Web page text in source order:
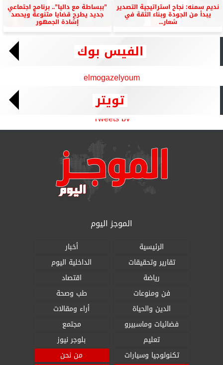
نديم سمنه: نجاح استراتيجية التصدير
يبدأ من الجودة وبناء الثقة في
شعار...
”ببساطة مع داليا”.. برنامج اجتماعي
جديد يطرح قضايا متنوعة ويحصد
إشادة الجمهور
الفيس بوك
elmogazelyoum
تويتر
Tweets by
الموجز اليوم
الرئيسية
أخبار
تقارير وتحقيقات
الداخلية اليوم
رياضة
اقتصاد
فن ومنوعات
طب وصحة
الدين والحياة
أراء ومقالات
فضائيات وماسبيرو
مجتمع
تعليم
بلوجر نيوز
تكنولوجيا وسيارات
من نحن